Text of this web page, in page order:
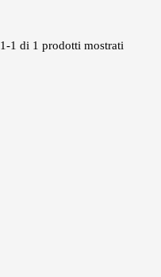
1-1 di 1 prodotti mostrati